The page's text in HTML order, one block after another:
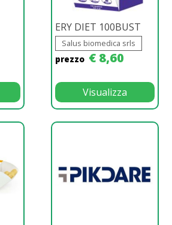
ERY DIET 100BUST
Salus biomedica srls
prezzo € 8,60
Visualizza